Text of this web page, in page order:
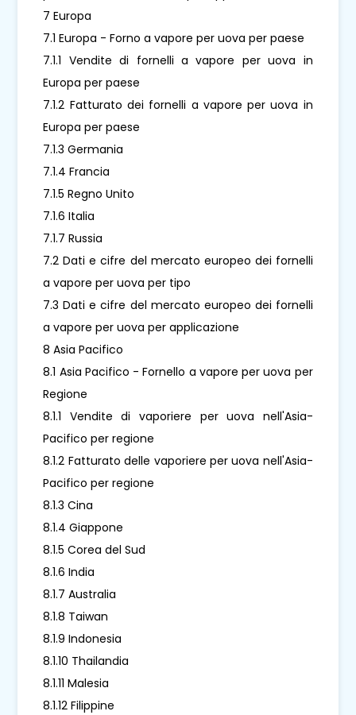
7 Europa
7.1 Europa - Forno a vapore per uova per paese
7.1.1 Vendite di fornelli a vapore per uova in
Europa per paese
7.1.2 Fatturato dei fornelli a vapore per uova in
Europa per paese
7.1.3 Germania
7.1.4 Francia
7.1.5 Regno Unito
7.1.6 Italia
7.1.7 Russia
7.2 Dati e cifre del mercato europeo dei fornelli
a vapore per uova per tipo
7.3 Dati e cifre del mercato europeo dei fornelli
a vapore per uova per applicazione
8 Asia Pacifico
8.1 Asia Pacifico - Fornello a vapore per uova per
Regione
8.1.1 Vendite di vaporiere per uova nell'Asia-
Pacifico per regione
8.1.2 Fatturato delle vaporiere per uova nell'Asia-
Pacifico per regione
8.1.3 Cina
8.1.4 Giappone
8.1.5 Corea del Sud
8.1.6 India
8.1.7 Australia
8.1.8 Taiwan
8.1.9 Indonesia
8.1.10 Thailandia
8.1.11 Malesia
8.1.12 Filippine